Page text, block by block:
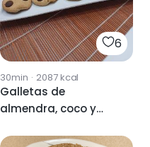
6
30min · 2087kcal
Galletas de
almendra, coco y